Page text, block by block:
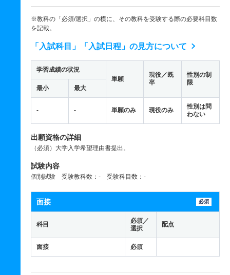
※教科の「必須/選択」の横に、その教科を受験する際の必要科目数
を記載。
「入試科目」「入試日程」の見方について
学習成績の状況
単願
現役／既
卒
性別の制
限
最小 最大
- - 単願のみ 現役のみ
性別は問
わない
出願資格の詳細
（必須）大学入学希望理由書提出。
試験内容
個別試験 受験教科数：- 受験科目数：-
面接 必須
科目
必須／
選択
配点
面接 必須